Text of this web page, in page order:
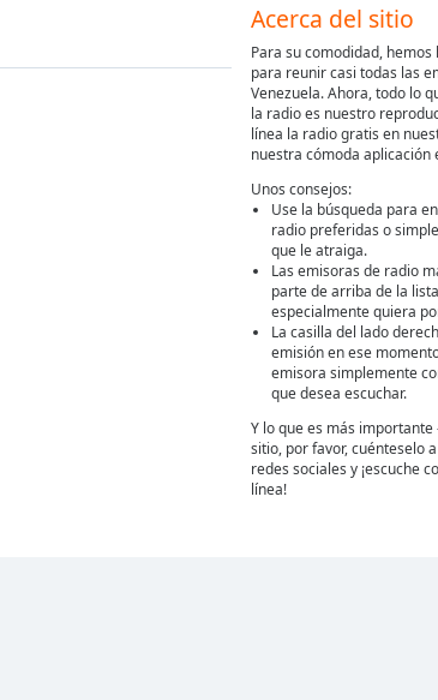
Acerca del sitio
Para su comodidad,
para reunir casi todas las
Venezuela. Ahora, todo lo
la radio es nuestro
línea la radio gratis en
nuestra cómoda aplicación
Unos consejos:
Use la búsqueda para
radio preferidas o
que le atraiga.
Las emisoras de radio
parte de arriba de la
especialmente quiera
La casilla del lado
emisión en ese
emisora simplemente
que desea escuchar.
Y lo que es más
sitio, por favor, cuénteselo
redes sociales y ¡escuche
línea!